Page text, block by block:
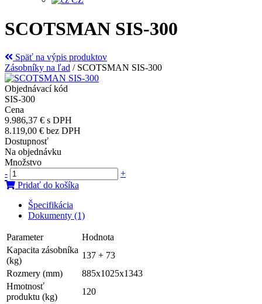
SCOTSMAN SIS-300
Späť na výpis produktov
Zásobníky na ľad / SCOTSMAN SIS-300
Objednávací kód
SIS-300
Cena
9.986,37 € s DPH
8.119,00 € bez DPH
Dostupnosť
Na objednávku
Množstvo
-
+
Pridať do košíka
Špecifikácia
Dokumenty (1)
Parameter
Hodnota
Kapacita zásobníka
(kg)
137 + 73
Rozmery (mm)
885x1025x1343
Hmotnosť
produktu (kg)
120